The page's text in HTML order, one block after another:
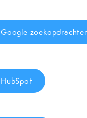
Google
HubSpot